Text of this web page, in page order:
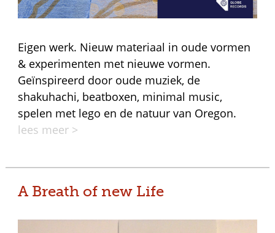
Eigen werk. Nieuw materiaal in oude vormen
& experimenten met nieuwe vormen.
Geïnspireerd door oude muziek, de
shakuhachi, beatboxen, minimal music,
spelen met lego en de natuur van Oregon.
lees meer >
A Breath of new Life